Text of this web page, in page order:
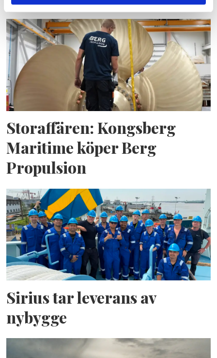
Storaffären: Kongsberg
Maritime köper Berg
Propulsion
Sirius tar leverans av
nybygge